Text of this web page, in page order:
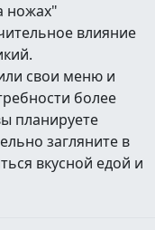
ножах"
влияние
свои меню и
более
планируете
загляните в
вкусной едой и